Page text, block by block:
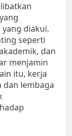
diakui.
seperti
dan
menjamin
itu, kerja
lembaga